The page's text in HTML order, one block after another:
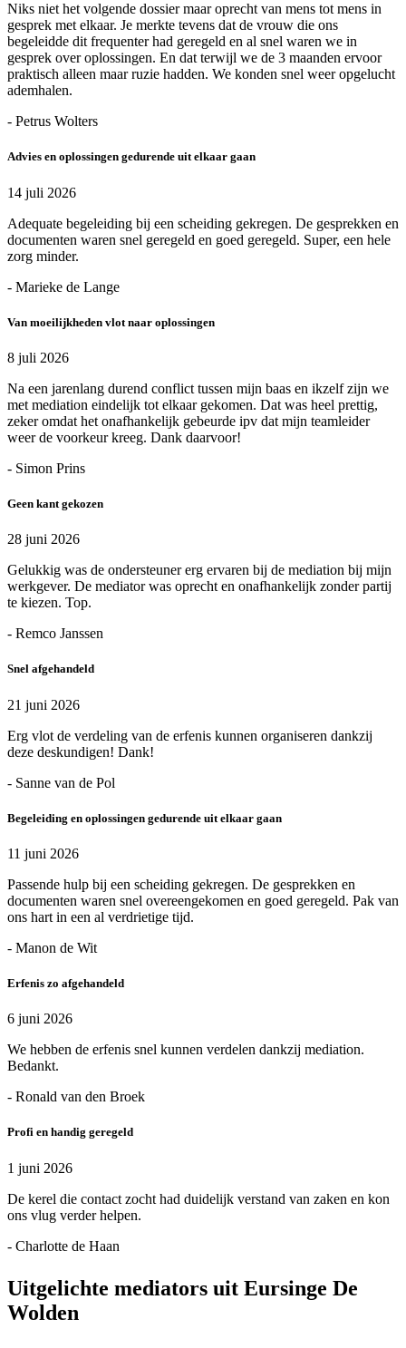
Niks niet het volgende dossier maar oprecht van mens tot mens in
gesprek met elkaar. Je merkte tevens dat de vrouw die ons
begeleidde dit frequenter had geregeld en al snel waren we in
gesprek over oplossingen. En dat terwijl we de 3 maanden ervoor
praktisch alleen maar ruzie hadden. We konden snel weer opgelucht
ademhalen.
- Petrus Wolters
Advies en oplossingen gedurende uit elkaar gaan
14 juli 2026
Adequate begeleiding bij een scheiding gekregen. De gesprekken en
documenten waren snel geregeld en goed geregeld. Super, een hele
zorg minder.
- Marieke de Lange
Van moeilijkheden vlot naar oplossingen
8 juli 2026
Na een jarenlang durend conflict tussen mijn baas en ikzelf zijn we
met mediation eindelijk tot elkaar gekomen. Dat was heel prettig,
zeker omdat het onafhankelijk gebeurde ipv dat mijn teamleider
weer de voorkeur kreeg. Dank daarvoor!
- Simon Prins
Geen kant gekozen
28 juni 2026
Gelukkig was de ondersteuner erg ervaren bij de mediation bij mijn
werkgever. De mediator was oprecht en onafhankelijk zonder partij
te kiezen. Top.
- Remco Janssen
Snel afgehandeld
21 juni 2026
Erg vlot de verdeling van de erfenis kunnen organiseren dankzij
deze deskundigen! Dank!
- Sanne van de Pol
Begeleiding en oplossingen gedurende uit elkaar gaan
11 juni 2026
Passende hulp bij een scheiding gekregen. De gesprekken en
documenten waren snel overeengekomen en goed geregeld. Pak van
ons hart in een al verdrietige tijd.
- Manon de Wit
Erfenis zo afgehandeld
6 juni 2026
We hebben de erfenis snel kunnen verdelen dankzij mediation.
Bedankt.
- Ronald van den Broek
Profi en handig geregeld
1 juni 2026
De kerel die contact zocht had duidelijk verstand van zaken en kon
ons vlug verder helpen.
- Charlotte de Haan
Uitgelichte mediators uit Eursinge De
Wolden